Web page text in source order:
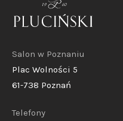
Salon w Poznaniu
Plac Wolności 5
61-738 Poznań
Telefony